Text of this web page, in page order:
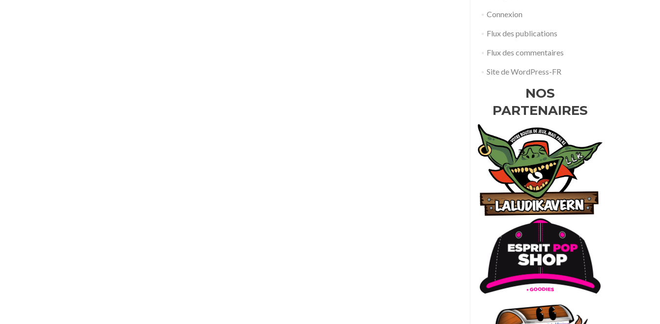
Connexion
Flux des publications
Flux des commentaires
Site de WordPress-FR
NOS
PARTENAIRES